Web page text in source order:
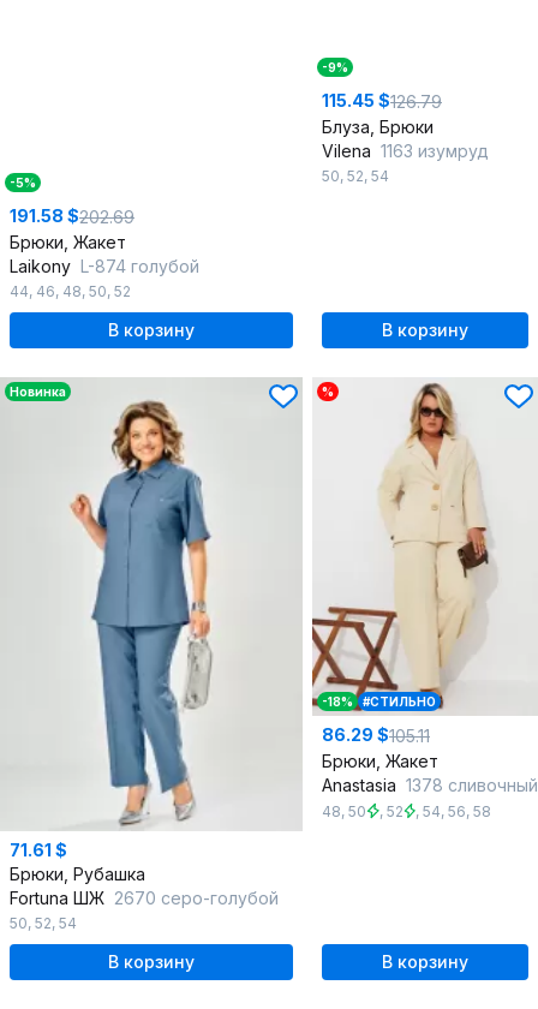
-5%
191.58 $202.69
Брюки, Жакет
Laikony L-874 голубой
44, 46, 48, 50, 52
В корзину
-9%
115.45 $126.79
Блуза, Брюки
Vilena 1163 изумруд
50, 52, 54
В корзину
Новинка
71.61 $
Брюки, Рубашка
Fortuna ШЖ 2670 серо-голубой
50, 52, 54
В корзину
%
-18% #СТИЛЬНО
86.29 $105.11
Брюки, Жакет
Anastasia 1378 сливочный
48, 50 , 52 , 54, 56, 58
В корзину